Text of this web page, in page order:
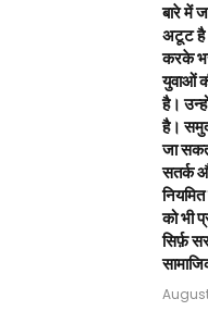
बारे में
अटूट
करके
युवाओं
है।
है।
जा
सतर्क
को भी
सिर्फ़